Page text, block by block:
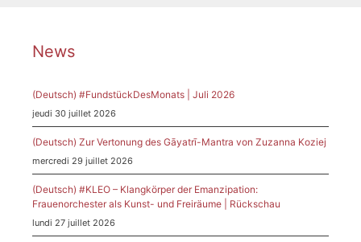
News
(Deutsch) #FundstückDesMonats | Juli 2026
jeudi 30 juillet 2026
(Deutsch) Zur Vertonung des Gāyatrī-Mantra von Zuzanna Koziej
mercredi 29 juillet 2026
(Deutsch) #KLEO – Klangkörper der Emanzipation:
Frauenorchester als Kunst- und Freiräume | Rückschau
lundi 27 juillet 2026